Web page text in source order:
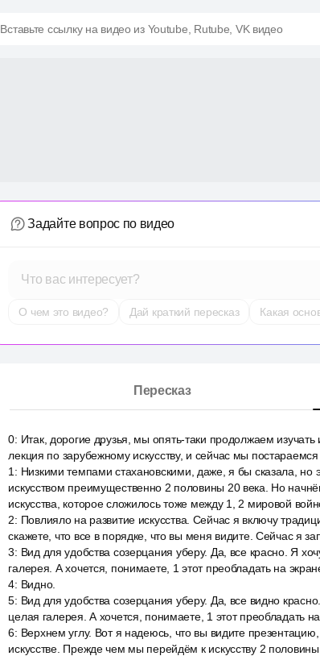
Вставьте ссылку на видео из Youtube, Rutube, VK видео
Задайте вопрос по видео
Что вас интересует?
О чем это видео? Дай краткий пересказ Какая
Пересказ
0: Итак, дорогие друзья, мы опять-таки продолжаем
лекция по зарубежному искусству, и сейчас мы
1 : Низкими темпами стахановскими, даже, я бы сказала,
искусством преимущественно 2 половины 20 века. Но
искусства, которое сложилось тоже между 1, 2 мировой
2: Повлияло на развитие искусства. Сейчас я включу
скажете, что все в порядке, что вы меня видите. Сейчас я
3: Вид для удобства созерцания уберу. Да, все красно. Я
галерея. А хочется, понимаете, 1 этот преобладать на
4: Видно.
5: Вид для удобства созерцания уберу. Да, все видно
целая галерея. А хочется, понимаете, 1 этот преобладать
6: Верхнем углу. Вот я надеюсь, что вы видите
искусстве. Прежде чем мы перейдём к искусству 2